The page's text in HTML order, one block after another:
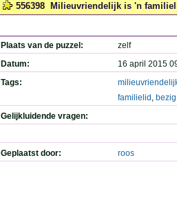
556398 Milieuvriendelijk is 'n
Plaats van de puzzel:
zelf
Datum:
16 april 2015
Tags:
familielid , bezig
Gelijkluidende vragen:
Geplaatst door: roos